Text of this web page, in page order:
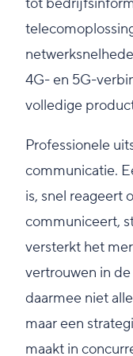
tot
4G- en 5G-
volledige
Professionele
communicatie.
is, snel reageert
communiceert,
versterkt het
vertrouwen in
daarmee niet
maar een
maakt in